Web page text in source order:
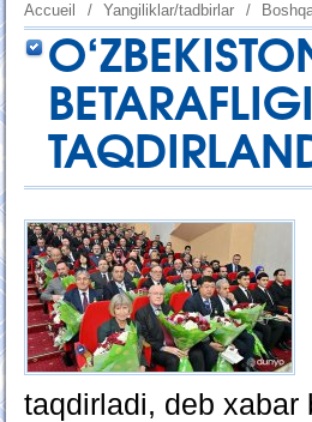
Accueil / Yangiliklar/tadbirlar /
taqdirladi, deb xabar